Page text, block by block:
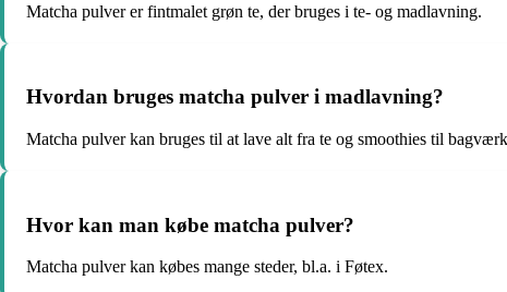
Matcha pulver er fintmalet grøn te, der bruges i te- og madlavning.
Hvordan bruges matcha pulver i madlavning?
Matcha pulver kan bruges til at lave alt fra te og smoothies til
Hvor kan man købe matcha pulver?
Matcha pulver kan købes mange steder, bl.a. i Føtex.